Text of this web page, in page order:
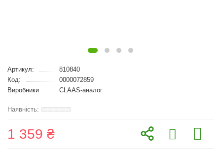
Артикул:
810840
Код:
0000072859
Виробники
CLAAS-аналог
1 359 ₴